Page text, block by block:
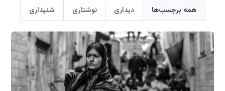
همه برچسب‌ها دیداری نوشتاری شنیداری